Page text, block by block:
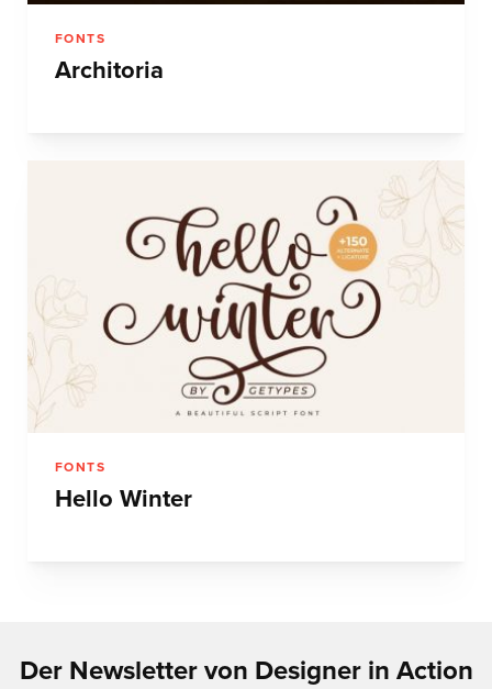
FONTS
Architoria
FONTS
Hello Winter
Der Newsletter von Designer in Action